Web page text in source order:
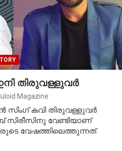
തിരുവള്ളുവര്‍
Magazine
സിംഗ് കവി തിരുവള്ളുവര്‍
വേണ്ടിയാണ്
വേഷത്തിലെത്തുന്നത്.